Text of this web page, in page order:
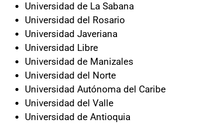
Universidad de La Sabana
Universidad del Rosario
Universidad Javeriana
Universidad Libre
Universidad de Manizales
Universidad del Norte
Universidad Autónoma del Caribe
Universidad del Valle
Universidad de Antioquia